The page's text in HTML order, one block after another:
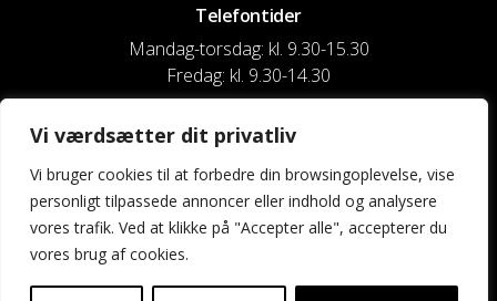
Vi værdsætter dit privatliv
Vi bruger cookies til at forbedre din browsingoplevelse, vise
personligt tilpassede annoncer eller indhold og analysere
vores trafik. Ved at klikke på "Accepter alle", accepterer du
vores brug af cookies.
Telefontider
Mandag-torsdag: kl. 9.30-15.30
Fredag: kl. 9.30-14.30
CVR nr. 20916818
Reg. & Kontonr.: 4180 3119119022
Privatlivspolitik og cookies
Kontakt os